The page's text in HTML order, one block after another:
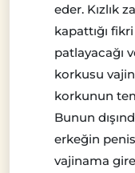
eder. Kızlık
kapattığı
patlayacağı
korkusu
korkunun
Bunun
erkeğin
vajinama